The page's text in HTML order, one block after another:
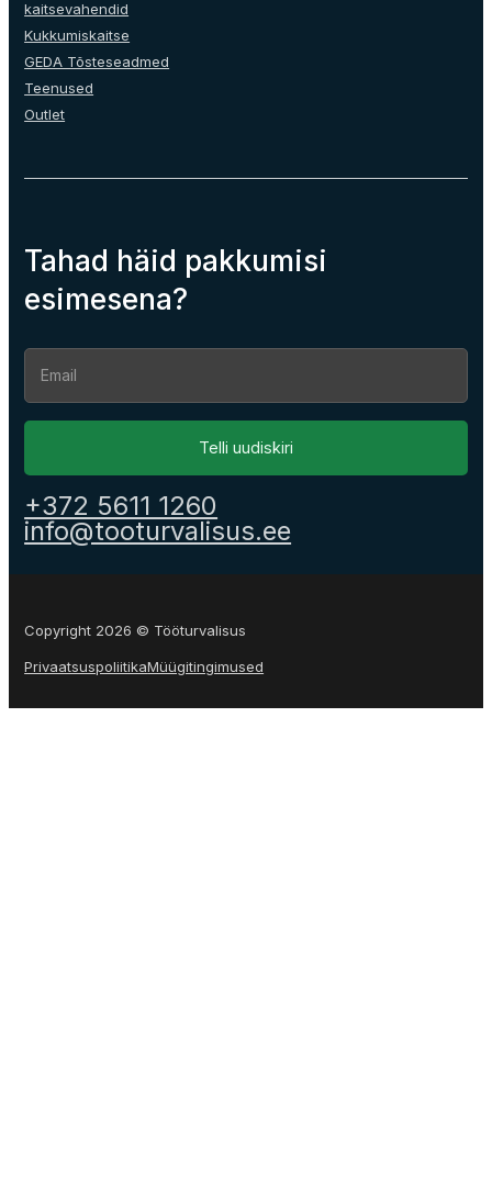
kaitsevahendid
Kukkumiskaitse
GEDA Tõsteseadmed
Teenused
Outlet
Tahad häid pakkumisi
esimesena?
Section
Telli uudiskiri
+372 5611 1260
info@tooturvalisus.ee
Copyright 2026 © Tööturvalisus
PrivaatsuspoliitikaMüügitingimused